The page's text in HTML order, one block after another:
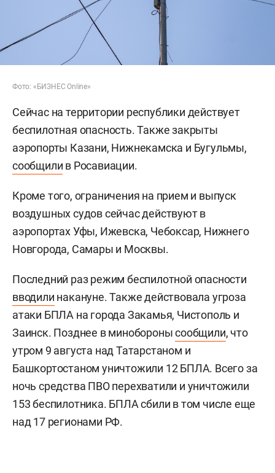
Фото: «БИЗНЕС Online»
Сейчас на территории республики действует
беспилотная опасность. Также закрыты
аэропорты Казани, Нижнекамска и Бугульмы,
сообщили в Росавиации.
Кроме того, ограничения на прием и выпуск
воздушных судов сейчас действуют в
аэропортах Уфы, Ижевска, Чебоксар, Нижнего
Новгорода, Самары и Москвы.
Последний раз режим беспилотной опасности
вводили накануне. Также действовала угроза
атаки БПЛА на города Закамья, Чистополь и
Заинск. Позднее в миноборонысообщили, что
утром 9 августа над Татарстаном и
Башкортостаном уничтожили 12 БПЛА. Всего за
ночь средства ПВО перехватили и уничтожили
153 беспилотника. БПЛА сбили в том числе еще
над 17 регионами РФ.